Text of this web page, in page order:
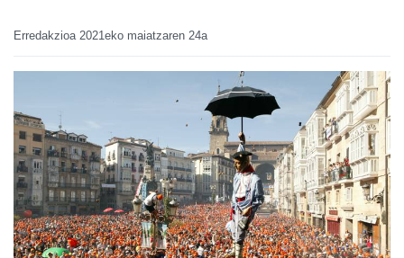
Erredakzioa 2021eko maiatzaren 24a